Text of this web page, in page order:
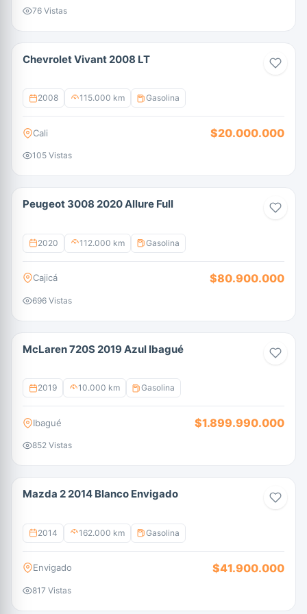
76 Vistas
Chevrolet Vivant 2008 LT
2008 115.000 km Gasolina
Cali $20.000.000
105 Vistas
Peugeot 3008 2020 Allure Full
2020 112.000 km Gasolina
Cajicá $80.900.000
696 Vistas
McLaren 720S 2019 Azul Ibagué
2019 10.000 km Gasolina
Ibagué $1.899.990.000
852 Vistas
Mazda 2 2014 Blanco Envigado
2014 162.000 km Gasolina
Envigado $41.900.000
817 Vistas